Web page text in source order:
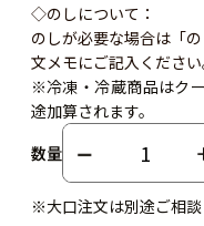
◇のしについて：
のしが必要な場合は「
文メモにご記入ください
※冷凍・冷蔵商品はク
途加算されます。
数量
※大口注文は別途ご相談